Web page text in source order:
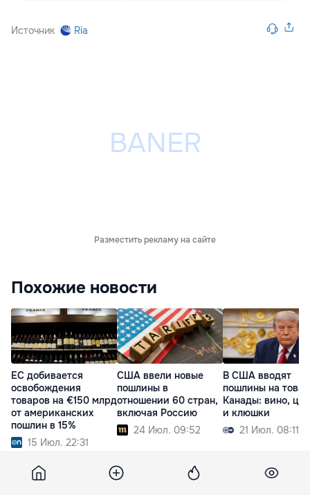
Источник Ria
Разместить рекламу на сайте
Похожие новости
ЕС добивается
освобождения
товаров на €150 млрд
от американских
пошлин в 15%
15 Июл. 22:31
США ввели новые
пошлины в
отношении 60 стран,
включая Россию
24 Июл. 09:52
В США вводят
пошлины на
Канады: вино,
и клюшки
21 Июл. 08:11